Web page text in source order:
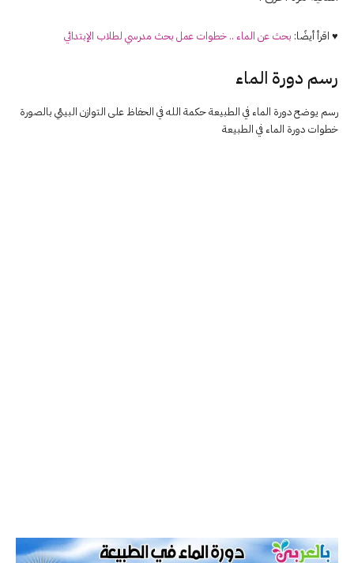
♥ اقرأ أيضًا: بحث عن الماء .. خطوات عمل بحث مدرسي لطلاب الإبتدائي
رسم دورة الماء
رسم يوضح دورة الماء في الطبيعة حكمة الله في الحفاظ على التوازن البيئي بالصورة
خطوات دورة الماء في الطبيعة